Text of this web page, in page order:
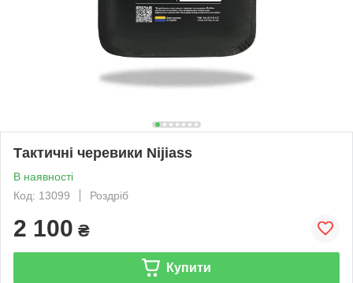
Тактичні черевики Nijiass
В наявності
Код: 13099
Роздріб
2 100 ₴
Купити